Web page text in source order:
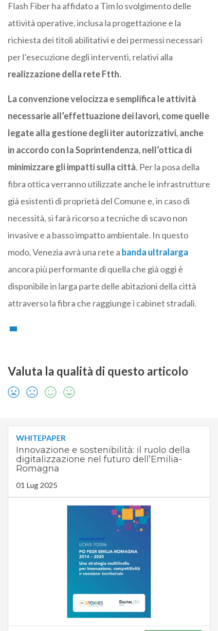
Flash Fiber ha affidato a Tim lo svolgimento delle
attività operative, inclusa la progettazione e la
richiesta dei titoli abilitativi e dei permessi necessari
per l’esecuzione degli interventi, relativi alla
realizzazione della rete Ftth.
La convenzione velocizza e semplifica le attività
necessarie all’effettuazione dei lavori, come quelle
legate alla gestione degli iter autorizzativi, anche
in accordo con la Soprintendenza, nell’ottica di
minimizzare gli impatti sulla città. Per la posa della
fibra ottica verranno utilizzate anche le infrastrutture
già esistenti di proprietà del Comune e, in caso di
necessità, si farà ricorso a tecniche di scavo non
invasive e a basso impatto ambientale. In questo
modo, Venezia avrà una rete a banda ultralarga
ancora più performante di quella che già oggi è
disponibile in larga parte delle abitazioni della città
attraverso la fibra che raggiunge i cabinet stradali.
Valuta la qualità di questo articolo
WHITEPAPER
Innovazione e sostenibilità: il ruolo della
digitalizzazione nel futuro dell’Emilia-
Romagna
01 Lug 2025